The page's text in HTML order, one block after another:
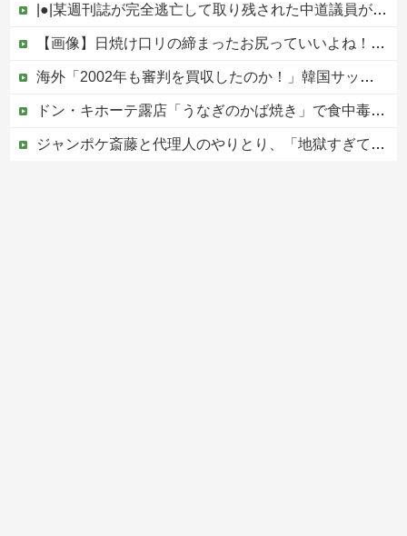
|●|某週刊誌が完全逃亡して取り残された中道議員が絶体絶命の窮地、「今度は宏池会に矛先を向けたか……」と節操の無さに呆れる人が続出
【画像】日焼け口リの締まったお尻っていいよね！ｗｗｗｗｗ
海外「2002年も審判を買収したのか！」韓国サッカー協会による国際試合の審判買収が発覚し大騒ぎ！【海外の反応】
ドン・キホーテ露店「うなぎのかば焼き」で食中毒 男女14人が発熱や腹痛など訴え…サルモネラ属の菌検出
ジャンポケ斎藤と代理人のやりとり、「地獄すぎて完全にコントになってる……」と衝撃を受ける人が続出中